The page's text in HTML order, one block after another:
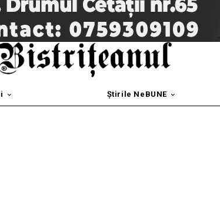
Știrile NeBUNE